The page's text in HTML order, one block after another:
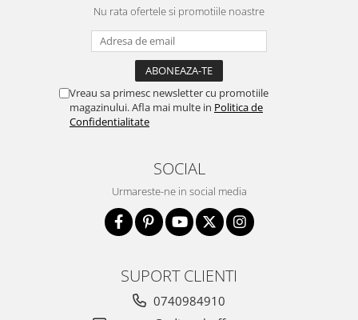
Nu rata ofertele si promotiile noastre
Vreau sa primesc newsletter cu promotiile
magazinului. Afla mai multe in Politica de
Confidentialitate
SOCIAL
Urmareste-ne in social media
SUPORT CLIENTI
0740984910